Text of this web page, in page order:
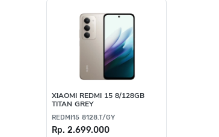
XIAOMI REDMI 15 8/128GB
TITAN GREY
REDMI15 8128.T/GY
Rp. 2.699.000